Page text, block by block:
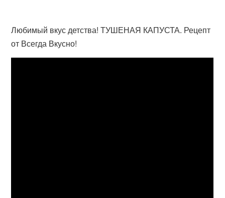
Любимый вкус детства! ТУШЕНАЯ КАПУСТА. Рецепт
от Всегда Вкусно!